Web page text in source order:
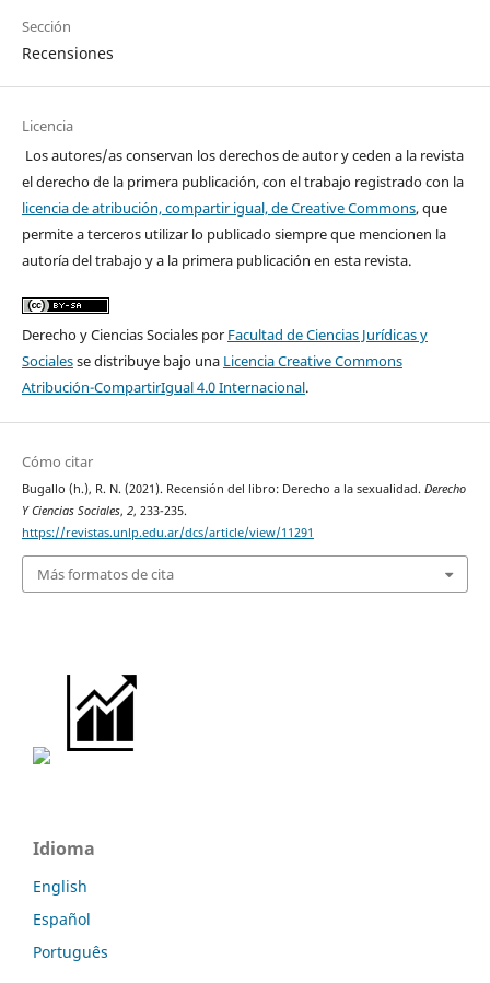
Sección
Recensiones
Licencia
Los autores/as conservan los derechos de autor y ceden a la revista
el derecho de la primera publicación, con el trabajo registrado con la
licencia de atribución, compartir igual, de Creative Commons, que
permite a terceros utilizar lo publicado siempre que mencionen la
autoría del trabajo y a la primera publicación en esta revista.
Derecho y Ciencias Sociales por Facultad de Ciencias Jurídicas y
Socialesse distribuye bajo una Licencia Creative Commons
Atribución-CompartirIgual 4.0 Internacional.
Cómo citar
Bugallo (h.), R. N. (2021). Recensión del libro: Derecho a la sexualidad. Derecho
Y Ciencias Sociales, 2, 233-235.
https://revistas.unlp.edu.ar/dcs/article/view/11291
Más formatos de cita
Idioma
English
Español
Português